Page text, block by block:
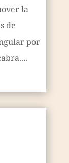
la
de
por